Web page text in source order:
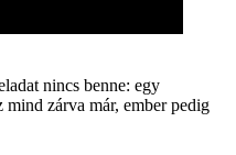
nincs benne: egy
zárva már, ember pedig